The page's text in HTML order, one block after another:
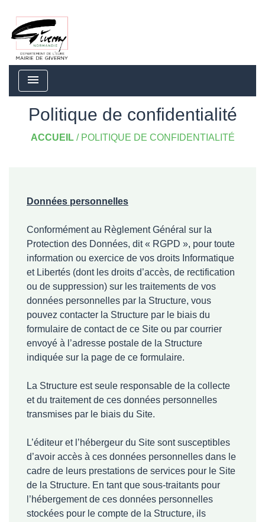
menu
Politique de confidentialité
ACCUEIL/ POLITIQUE DE CONFIDENTIALITÉ
Données personnelles
Conformément au Règlement Général sur la
Protection des Données, dit « RGPD », pour toute
information ou exercice de vos droits Informatique
et Libertés (dont les droits d’accès, de rectification
ou de suppression) sur les traitements de vos
données personnelles par la Structure, vous
pouvez contacter la Structure par le biais du
formulaire de contact de ce Site ou par courrier
envoyé à l’adresse postale de la Structure
indiquée sur la page de ce formulaire.
La Structure est seule responsable de la collecte
et du traitement de ces données personnelles
transmises par le biais du Site.
L’éditeur et l’hébergeur du Site sont susceptibles
d’avoir accès à ces données personnelles dans le
cadre de leurs prestations de services pour le Site
de la Structure. En tant que sous-traitants pour
l’hébergement de ces données personnelles
stockées pour le compte de la Structure, ils